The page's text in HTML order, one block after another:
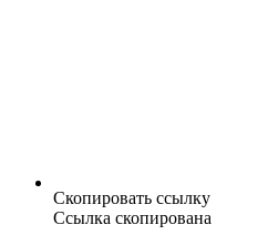
Скопировать ссылку
Ссылка скопирована